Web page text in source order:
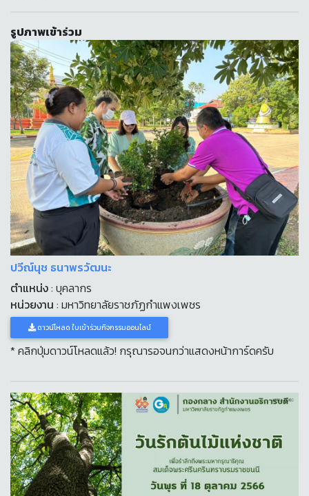
รูปภาพเข้าร่วม
ปวีณ์นุช ธนาพรวัฒนะ
ตำแหน่ง: บุคลากร
หน่วยงาน : มหาวิทยาลัยราชภัฏกำแพงเพชร
ดาวน์โหลด ใบเข้าร่วมกิจกรรมออนไลน์
* คลิกปุ่มดาวน์โหลดแล้ว! กรุณารอจนกว่าแสดงหน้าการ์ดครับ